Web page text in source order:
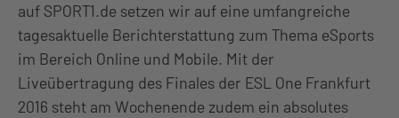
auf SPORT1.de setzen wir auf eine umfangreiche
tagesaktuelle Berichterstattung zum Thema eSports
im Bereich Online und Mobile. Mit der
Liveübertragung des Finales der ESL One Frankfurt
2016 steht am Wochenende zudem ein absolutes